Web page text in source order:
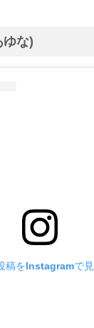
ゆな)
稿をInstagramで